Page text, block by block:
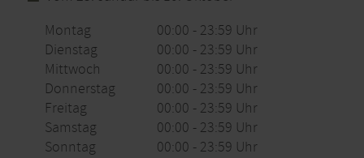
Montag
00:00 - 23:59 Uhr
Dienstag
00:00 - 23:59 Uhr
Mittwoch
00:00 - 23:59 Uhr
Donnerstag
00:00 - 23:59 Uhr
Freitag
00:00 - 23:59 Uhr
Samstag
00:00 - 23:59 Uhr
Sonntag
00:00 - 23:59 Uhr